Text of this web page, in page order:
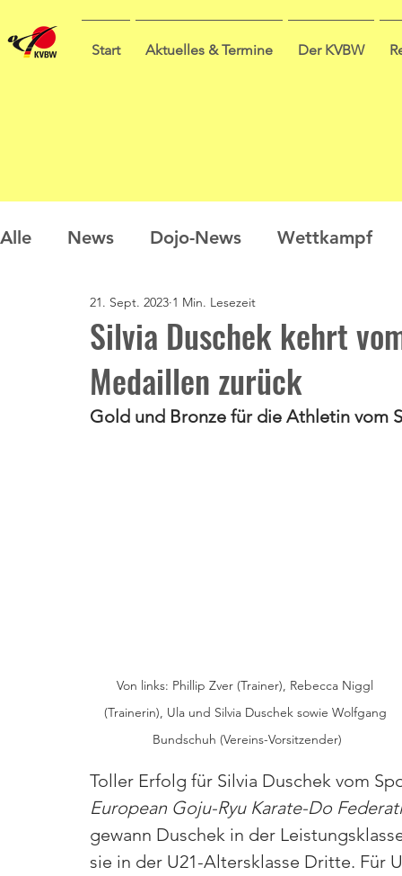
Start Aktuelles & Termine Der KVBW
Alle News Dojo-News Wettkampf
Nachwuchs Prüfungen
Sommercamp Umfrage
Silvia Duschek kehrt
Medaillen zurück
21. Sept. 2023 1 Min. Lesezeit
Gold und Bronze für die Athletin vom
Von links: Phillip Zver (Trainer), Rebecca Niggl
(Trainerin), Ula und Silvia Duschek sowie Wolfgang
Bundschuh (Vereins-Vorsitzender)
Toller Erfolg für Silvia Duschek vom
European Goju-Ryu Karate-Do
gewann Duschek in der
sie in der U21-Altersklasse Dritte. Für